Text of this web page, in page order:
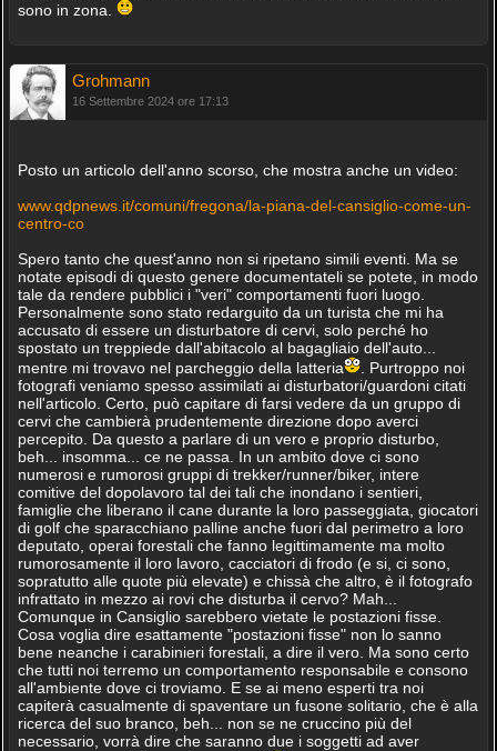
sono in zona.
Grohmann
16 Settembre 2024 ore 17:13
Posto un articolo dell'anno scorso, che mostra anche un video:
www.qdpnews.it/comuni/fregona/la-piana-del-cansiglio-come-un-
centro-co
Spero tanto che quest'anno non si ripetano simili eventi. Ma se
notate episodi di questo genere documentateli se potete, in modo
tale da rendere pubblici i "veri" comportamenti fuori luogo.
Personalmente sono stato redarguito da un turista che mi ha
accusato di essere un disturbatore di cervi, solo perché ho
spostato un treppiede dall'abitacolo al bagagliaio dell'auto...
mentre mi trovavo nel parcheggio della latteria
. Purtroppo noi
fotografi veniamo spesso assimilati ai disturbatori/guardoni citati
nell'articolo. Certo, può capitare di farsi vedere da un gruppo di
cervi che cambierà prudentemente direzione dopo averci
percepito. Da questo a parlare di un vero e proprio disturbo,
beh... insomma... ce ne passa. In un ambito dove ci sono
numerosi e rumorosi gruppi di trekker/runner/biker, intere
comitive del dopolavoro tal dei tali che inondano i sentieri,
famiglie che liberano il cane durante la loro passeggiata, giocatori
di golf che sparacchiano palline anche fuori dal perimetro a loro
deputato, operai forestali che fanno legittimamente ma molto
rumorosamente il loro lavoro, cacciatori di frodo (e si, ci sono,
sopratutto alle quote più elevate) e chissà che altro, è il fotografo
infrattato in mezzo ai rovi che disturba il cervo? Mah...
Comunque in Cansiglio sarebbero vietate le postazioni fisse.
Cosa voglia dire esattamente "postazioni fisse" non lo sanno
bene neanche i carabinieri forestali, a dire il vero. Ma sono certo
che tutti noi terremo un comportamento responsabile e consono
all'ambiente dove ci troviamo. E se ai meno esperti tra noi
capiterà casualmente di spaventare un fusone solitario, che è alla
ricerca del suo branco, beh... non se ne cruccino più del
necessario, vorrà dire che saranno due i soggetti ad aver